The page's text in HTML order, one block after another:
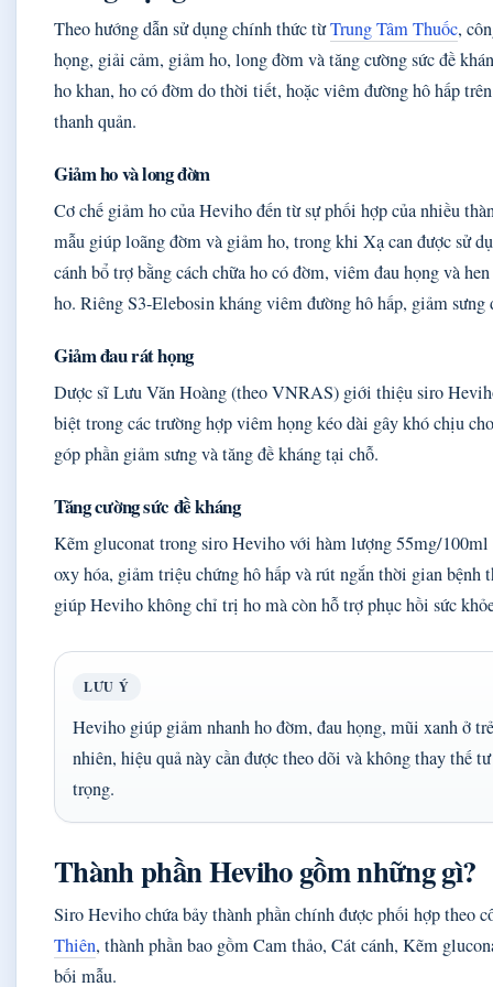
Theo hướng dẫn sử dụng chính thức từTrung Tâm Thuốc,
họng, giải cảm, giảm ho, long đờm và tăng cường sức đề
ho khan, ho có đờm do thời tiết, hoặc viêm đường hô hấp
thanh quản.
Giảm ho và long đờm
Cơ chế giảm ho của Heviho đến từ sự phối hợp của nhiều
mẫu giúp loãng đờm và giảm ho, trong khi Xạ can được sử
cánh bổ trợ bằng cách chữa ho có đờm, viêm đau họng và
ho. Riêng S3-Elebosin kháng viêm đường hô hấp, giảm
Giảm đau rát họng
Dược sĩ Lưu Văn Hoàng (theo VNRAS) giới thiệu siro
biệt trong các trường hợp viêm họng kéo dài gây khó chịu
góp phần giảm sưng và tăng đề kháng tại chỗ.
Tăng cường sức đề kháng
Kẽm gluconat trong siro Heviho với hàm lượng 55mg/
oxy hóa, giảm triệu chứng hô hấp và rút ngắn thời gian
giúp Heviho không chỉ trị ho mà còn hỗ trợ phục hồi sức
LƯU Ý
Heviho giúp giảm nhanh ho đờm, đau họng, mũi xanh ở
nhiên, hiệu quả này cần được theo dõi và không thay thế
trọng.
Thành phần Heviho gồm những gì?
Siro Heviho chứa bảy thành phần chính được phối hợp theo
Thiên, thành phần bao gồm Cam thảo, Cát cánh, Kẽm
bối mẫu.